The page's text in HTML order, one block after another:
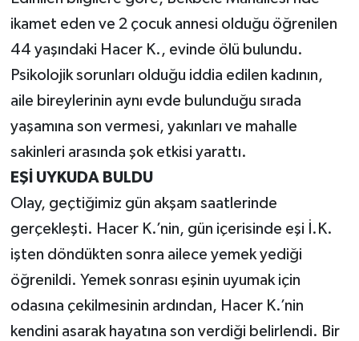
ikamet eden ve 2 çocuk annesi olduğu öğrenilen
44 yaşındaki Hacer K., evinde ölü bulundu.
Psikolojik sorunları olduğu iddia edilen kadının,
aile bireylerinin aynı evde bulunduğu sırada
yaşamına son vermesi, yakınları ve mahalle
sakinleri arasında şok etkisi yarattı.
EŞİ UYKUDA BULDU
Olay, geçtiğimiz gün akşam saatlerinde
gerçekleşti. Hacer K.’nin, gün içerisinde eşi İ.K.
işten döndükten sonra ailece yemek yediği
öğrenildi. Yemek sonrası eşinin uyumak için
odasına çekilmesinin ardından, Hacer K.’nin
kendini asarak hayatına son verdiği belirlendi. Bir